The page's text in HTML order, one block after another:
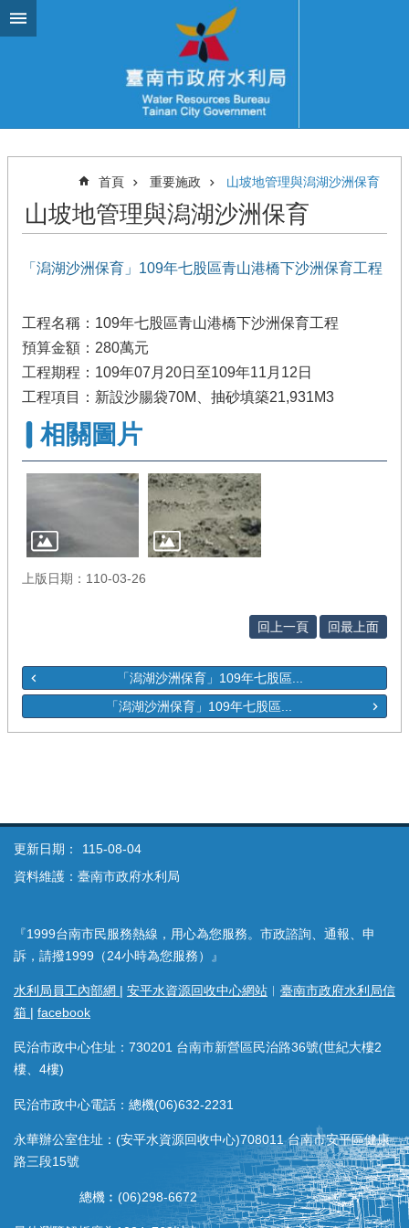
跳到主要內容區塊
首頁 重要施政 山坡地管理與潟湖沙洲保育
山坡地管理與潟湖沙洲保育
「潟湖沙洲保育」109年七股區青山港橋下沙洲保育工程
工程名稱：109年七股區青山港橋下沙洲保育工程
預算金額：280萬元
工程期程：109年07月20日至109年11月12日
工程項目：新設沙腸袋70M、抽砂填築21,931M3
相關圖片
上版日期：110-03-26
回上一頁 回最上面
「潟湖沙洲保育」109年七股區...
「潟湖沙洲保育」109年七股區...
更新日期：
115-08-04
資料維護：臺南市政府水利局
『1999台南市民服務熱線，用心為您服務。市政諮詢、通報、申
訴，請撥1999（24小時為您服務）』
水利局員工內部網 | 安平水資源回收中心網站 ︱ 臺南市政府水利局信
箱 | facebook
民治市政中心住址：730201 台南市新營區民治路36號(世紀大樓2
樓、4樓)
民治市政中心電話：總機(06)632-2231
永華辦公室住址：(安平水資源回收中心)708011 台南市安平區健康
路三段15號
總機︰(06)298-6672